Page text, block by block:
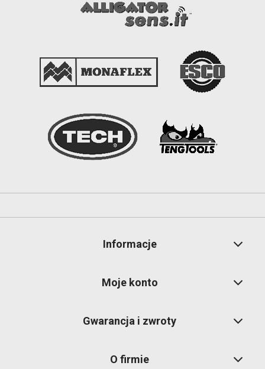
Informacje
Moje konto
Gwarancja i zwroty
O firmie